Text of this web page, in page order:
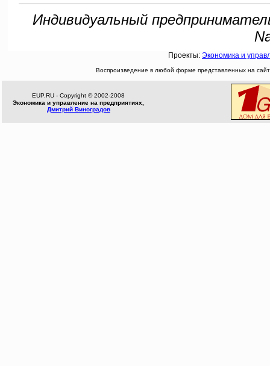
Индивидуальный
Проекты: Экономика и
Воспроизведение в любой форме представленных на
EUP.RU - Copyright © 2002-2008
Экономика и управление на предприятиях,
Дмитрий Виноградов